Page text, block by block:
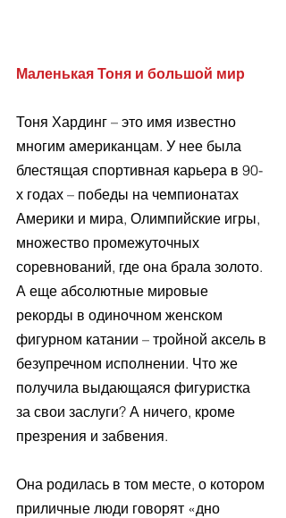
Маленькая Тоня и большой мир
Тоня Хардинг – это имя известно
многим американцам. У нее была
блестящая спортивная карьера в 90-
х годах – победы на чемпионатах
Америки и мира, Олимпийские игры,
множество промежуточных
соревнований, где она брала золото.
А еще абсолютные мировые
рекорды в одиночном женском
фигурном катании – тройной аксель в
безупречном исполнении. Что же
получила выдающаяся фигуристка
за свои заслуги? А ничего, кроме
презрения и забвения.
Она родилась в том месте, о котором
приличные люди говорят «дно